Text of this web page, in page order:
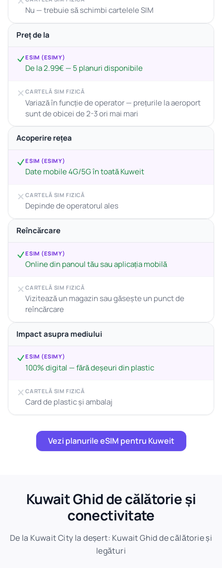
Nu — trebuie să schimbi cartelele SIM
Preț de la
ESIM (ESIMY)
De la 2.99€ — 5 planuri disponibile
CARTELĂ SIM FIZICĂ
Variază în funcție de operator — prețurile la aeroport
sunt de obicei de 2-3 ori mai mari
Acoperire rețea
ESIM (ESIMY)
Date mobile 4G/5G în toată Kuweit
CARTELĂ SIM FIZICĂ
Depinde de operatorul ales
Reîncărcare
ESIM (ESIMY)
Online din panoul tău sau aplicația mobilă
CARTELĂ SIM FIZICĂ
Vizitează un magazin sau găsește un punct de
reîncărcare
Impact asupra mediului
ESIM (ESIMY)
100% digital — fără deșeuri din plastic
CARTELĂ SIM FIZICĂ
Card de plastic și ambalaj
Vezi planurile eSIM pentru Kuweit
Kuwait Ghid de călătorie și
conectivitate
De la Kuwait City la deșert: Kuwait Ghid de călătorie și
legături